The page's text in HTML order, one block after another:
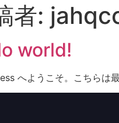
者:
world!
へようこそ。こちらは